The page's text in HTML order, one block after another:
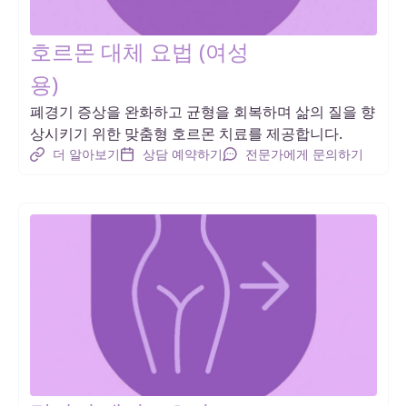
호르몬 대체 요법 (여성
용)
폐경기 증상을 완화하고 균형을 회복하며 삶의 질을 향
상시키기 위한 맞춤형 호르몬 치료를 제공합니다.
더 알아보기 상담 예약하기 전문가에게 문의하기